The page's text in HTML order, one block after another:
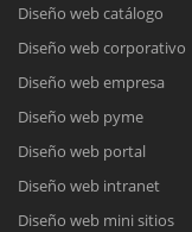
Diseño web catálogo
Diseño web corporativo
Diseño web empresa
Diseño web pyme
Diseño web portal
Diseño web intranet
Diseño web mini sitios